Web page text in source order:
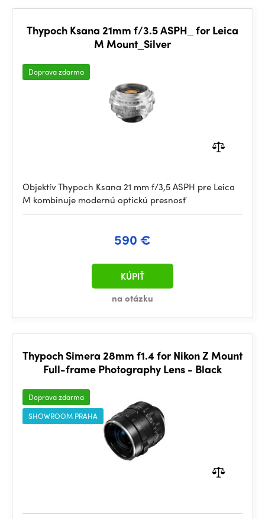
Thypoch Ksana 21mm f/3.5 ASPH_ for Leica
M Mount_Silver
Doprava zdarma
Objektív Thypoch Ksana 21 mm f/3,5 ASPH pre Leica
M kombinuje modernú optickú presnosť
590 €
na otázku
KÚPIŤ
Thypoch Simera 28mm f1.4 for Nikon Z Mount
Full-frame Photography Lens - Black
Doprava zdarma
SHOWROOM PRAHA